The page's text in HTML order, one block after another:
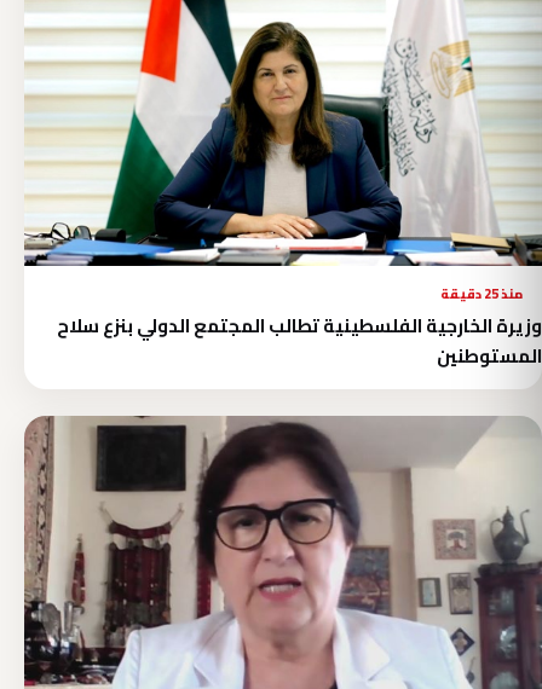
منذ 25 دقيقة
وزيرة الخارجية الفلسطينية تطالب المجتمع الدولي بنزع سلاح
المستوطنين